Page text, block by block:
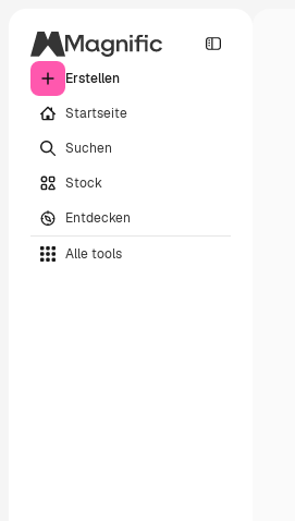
Erstellen
Startseite
Suchen
Stock
Entdecken
Alle tools